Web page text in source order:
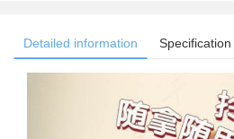
Detailed information Specification